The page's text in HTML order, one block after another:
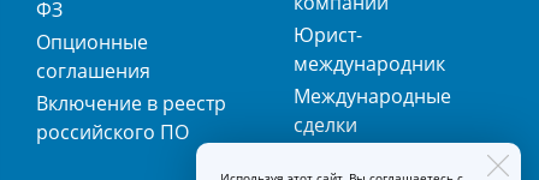
ФЗ
Опционные
соглашения
Включение в реестр
российского ПО
Юрист-
международник
Международные
сделки